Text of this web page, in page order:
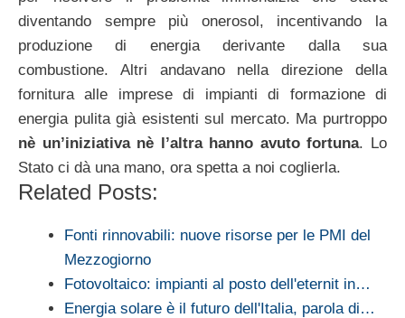
diventando sempre più onerosol, incentivando la
produzione di energia derivante dalla sua
combustione. Altri andavano nella direzione della
fornitura alle imprese di impianti di formazione di
energia pulita già esistenti sul mercato. Ma purtroppo
nè un’iniziativa nè l’altra hanno avuto fortuna. Lo
Stato ci dà una mano, ora spetta a noi coglierla.
Related Posts:
Fonti rinnovabili: nuove risorse per le PMI del
Mezzogiorno
Fotovoltaico: impianti al posto dell'eternit in…
Energia solare è il futuro dell'Italia, parola di…